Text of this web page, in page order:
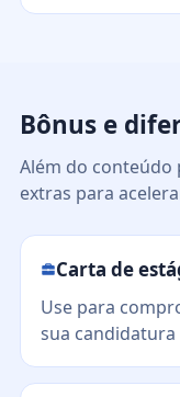
Bônus e
Além do conteúdo
extras para
Carta de
Use para
sua